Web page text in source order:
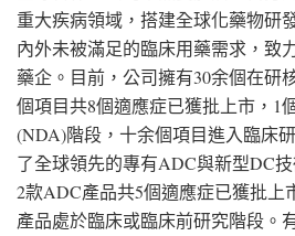
重大疾病領域，搭建全球化藥物研
內外未被滿足的臨床用藥需求，致
藥企。目前，公司擁有30余個在研
個項目共8個適應症已獲批上市，1
(NDA)階段，十余個項目進入臨床
了全球領先的專有ADC與新型DC
2款ADC產品共5個適應症已獲批上
產品處於臨床或臨床前研究階段。